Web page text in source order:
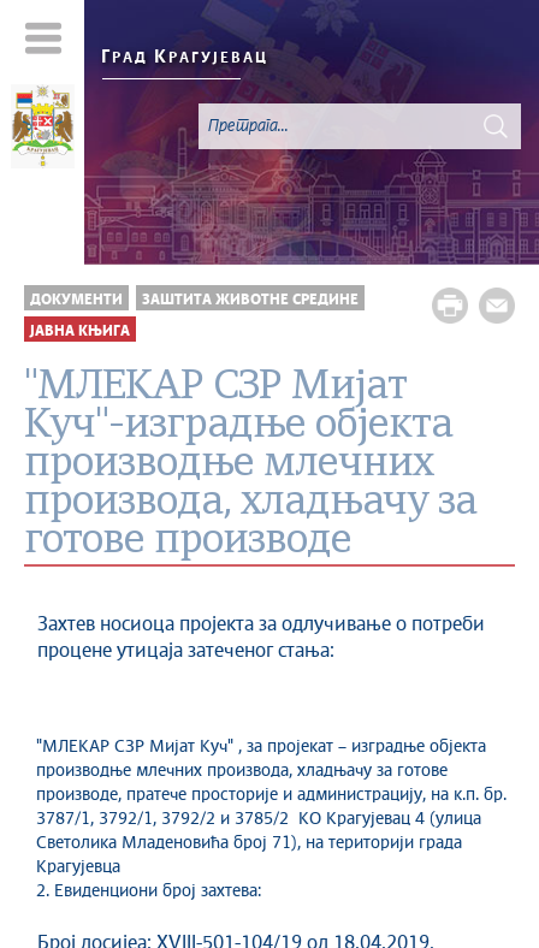
Г РАД К РАГУЈЕВАЦ
ДОКУМЕНТИ ЗАШТИТА ЖИВОТНЕ СРЕДИНЕ
ЈАВНА КЊИГА
"МЛЕКАР СЗР Мијат
Куч"-изградње објекта
производње млечних
производа, хладњачу за
готове производе
Захтев носиоца пројекта за одлучивање о потреби
процене утицаја затеченог стања:
"МЛЕКАР СЗР Мијат Куч" , за пројекат – изградње објекта
производње млечних производа, хладњачу за готове
производе, пратече просторије и администрацију, на к.п. бр.
3787/1, 3792/1, 3792/2 и 3785/2 КО Крагујевац 4 (улица
Светолика Младеновића број 71), на територији града
Крагујевца
2. Евиденциони број захтева:
Број досијеа: XVIII-501-104/19 од 18.04.2019.